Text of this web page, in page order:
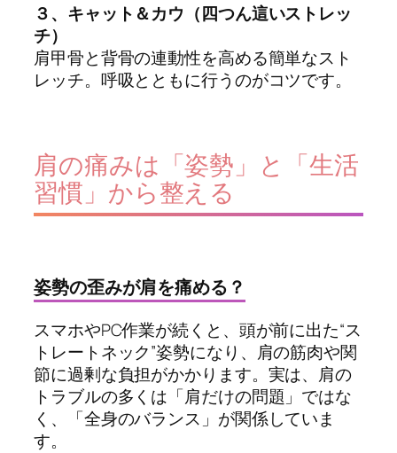
３、キャット＆カウ（四つん這いストレッ
チ）
肩甲骨と背骨の連動性を高める簡単なスト
レッチ。呼吸とともに行うのがコツです。
肩の痛みは「姿勢」と「生活
習慣」から整える
姿勢の歪みが肩を痛める？
スマホやPC作業が続くと、頭が前に出た“ス
トレートネック”姿勢になり、肩の筋肉や関
節に過剰な負担がかかります。実は、肩の
トラブルの多くは「肩だけの問題」ではな
く、「全身のバランス」が関係していま
す。